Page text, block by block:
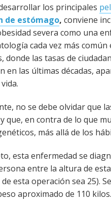
los principales
de estómago, conviene
severa como una
cada vez más común
donde las tasas de
en las últimas décadas,
no se debe olvidar que
que, en contra de lo que
más allá de los
esta enfermedad se
entre la altura de
esta operación sea 25).
aproximado de 110 kilos.